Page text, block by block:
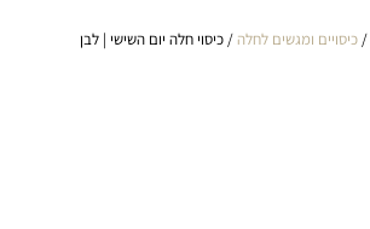
/ כיסויים ומגשים לחלה/ כיסוי חלה יום השישי | לבן